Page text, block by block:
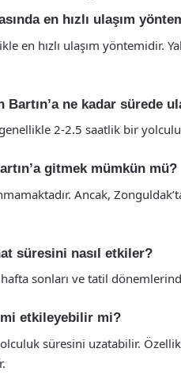
en hızlı ulaşım
en hızlı ulaşım yöntemidir.
Bartın’a ne kadar sürede
2-2.5 saatlik bir
gitmek mümkün mü?
Ancak,
süresini nasıl etkiler?
sonları ve tatil
etkileyebilir mi?
süresini uzatabilir.